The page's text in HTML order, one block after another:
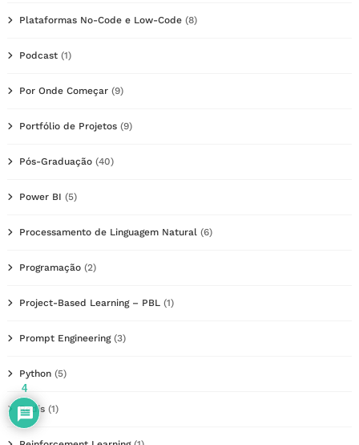
Plataformas No-Code e Low-Code (8)
Podcast (1)
Por Onde Começar (9)
Portfólio de Projetos (9)
Pós-Graduação (40)
Power BI (5)
Processamento de Linguagem Natural (6)
Programação (2)
Project-Based Learning – PBL (1)
Prompt Engineering(3)
Python (5)
Redis (1)
4